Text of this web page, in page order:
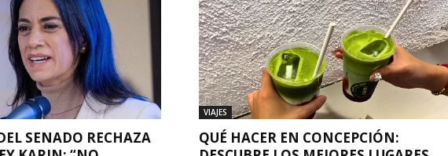
SENADO RECHAZA
VIAJES
QUÉ HACER EN CONCEPCIÓN: